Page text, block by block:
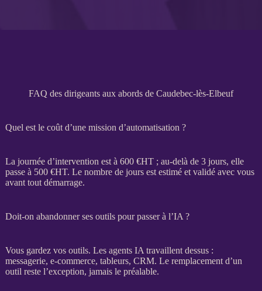
FAQ des dirigeants aux abords de Caudebec-lès-Elbeuf
Quel est le coût d’une mission d’automatisation ?
La journée d’intervention est à 600 €HT; au-delà de 3 jours, elle
passe à 500 €HT. Le nombre de jours est estimé et validé avec vous
avant tout démarrage.
Doit-on abandonner ses outils pour passer à l’IA ?
Vous gardez vos outils. Les agents IA travaillent dessus :
messagerie, e-commerce, tableurs, CRM. Le remplacement d’un
outil reste l’exception, jamais le préalable.